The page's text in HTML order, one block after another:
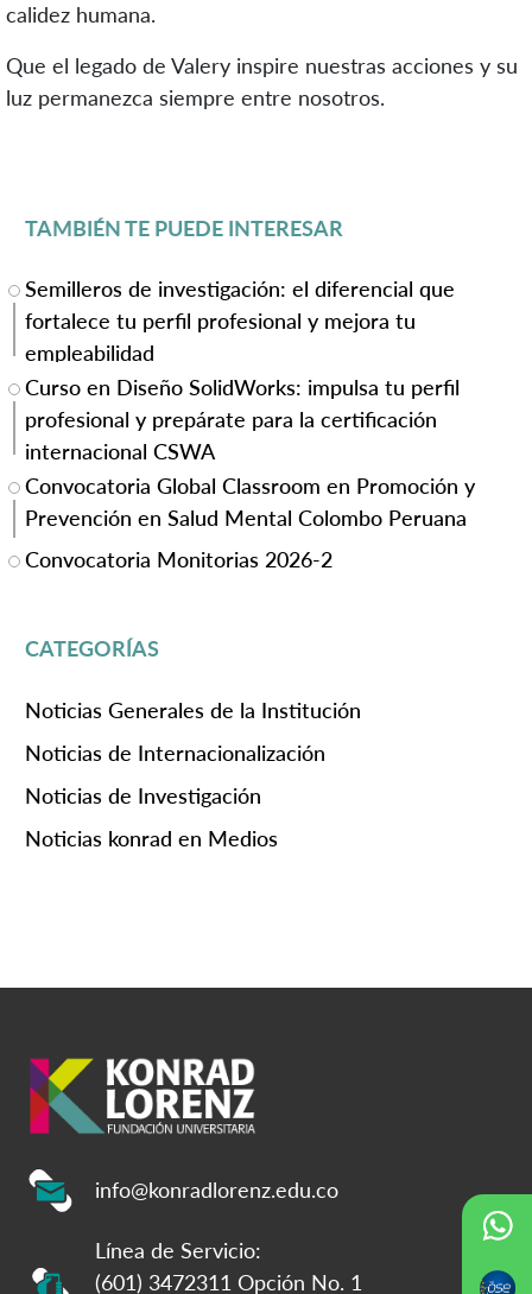
calidez humana.
Que el legado de Valery inspire nuestras acciones y su
luz permanezca siempre entre nosotros.
TAMBIÉN TE PUEDE INTERESAR
Semilleros de investigación: el diferencial que
fortalece tu perfil profesional y mejora tu
empleabilidad
Curso en Diseño SolidWorks: impulsa tu perfil
profesional y prepárate para la certificación
internacional CSWA
Convocatoria Global Classroom en Promoción y
Prevención en Salud Mental Colombo Peruana
Convocatoria Monitorias 2026-2
CATEGORÍAS
Noticias Generales de la Institución
Noticias de Internacionalización
Noticias de Investigación
Noticias konrad en Medios
info@konradlorenz.edu.co
Línea de Servicio:
(601) 3472311 Opción No. 1